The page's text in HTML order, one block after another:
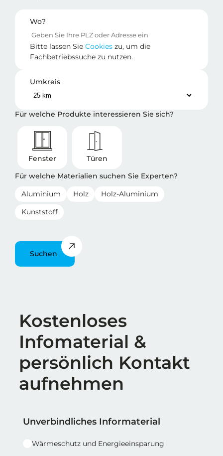
Wo?
Bitte lassen Sie Cookies zu, um die
Fachbetriebssuche zu nutzen.
Umkreis
Für welche Produkte interessieren Sie sich?
Fenster
Türen
Für welche Materialien suchen Sie Experten?
Aluminium Holz
Holz-Aluminium
Kunststoff
Suchen
Überschrift
Kostenloses
Infomaterial &
persönlich Kontakt
aufnehmen
Reihe 1
Reihe 1 | Spalte 1
Unverbindliches Informaterial
Wärmeschutz und Energieeinsparung